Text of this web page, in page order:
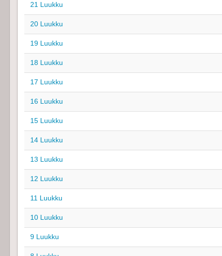
21 Luukku
20 Luukku
19 Luukku
18 Luukku
17 Luukku
16 Luukku
15 Luukku
14 Luukku
13 Luukku
12 Luukku
11 Luukku
10 Luukku
9 Luukku